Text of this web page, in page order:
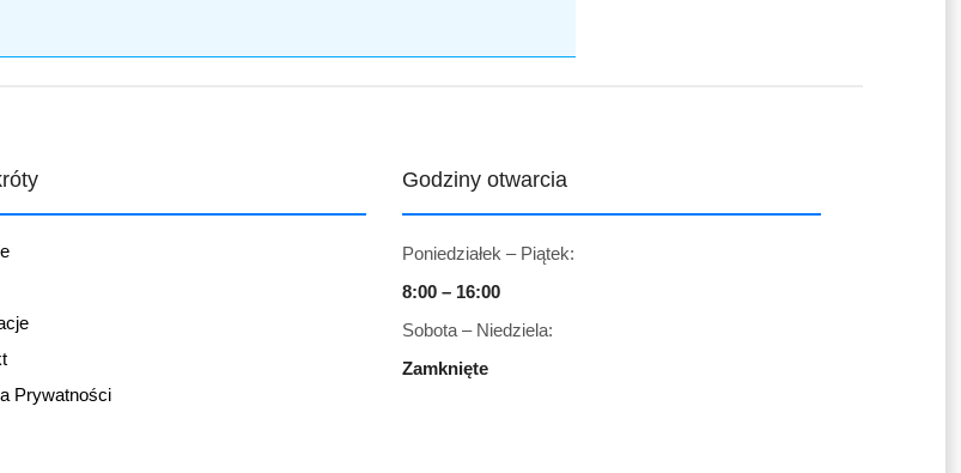
Prywatności
Godziny otwarcia
Poniedziałek – Piątek:
8:00 – 16:00
Sobota – Niedziela:
Zamknięte